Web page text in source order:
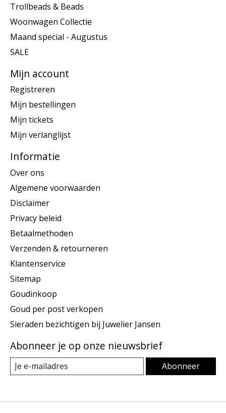
Trollbeads & Beads
Woonwagen Collectie
Maand special - Augustus
SALE
Mijn account
Registreren
Mijn bestellingen
Mijn tickets
Mijn verlanglijst
Informatie
Over ons
Algemene voorwaarden
Disclaimer
Privacy beleid
Betaalmethoden
Verzenden & retourneren
Klantenservice
Sitemap
Goudinkoop
Goud per post verkopen
Sieraden bezichtigen bij Juwelier Jansen
Abonneer je op onze nieuwsbrief
Abonneer